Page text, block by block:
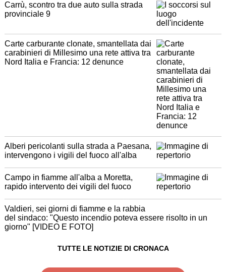
Carrù, scontro tra due auto sulla strada
provinciale 9
Carte carburante clonate, smantellata dai
carabinieri di Millesimo una rete attiva tra
Nord Italia e Francia: 12 denunce
Alberi pericolanti sulla strada a Paesana,
intervengono i vigili del fuoco all'alba
Campo in fiamme all'alba a Moretta,
rapido intervento dei vigili del fuoco
Valdieri, sei giorni di fiamme e la rabbia
del sindaco: "Questo incendio poteva essere risolto in un
giorno" [VIDEO E FOTO]
TUTTE LE NOTIZIE DI CRONACA